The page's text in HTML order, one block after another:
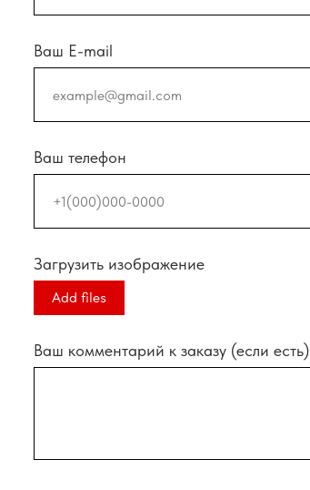
Ваш E-mail
Ваш телефон
Загрузить изображение
Add files
Ваш комментарий к заказу (если есть)